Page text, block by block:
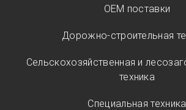
ОЕМ поставки
Дорожно-строительная
Сельскохозяйственная и
техника
Специальная техника